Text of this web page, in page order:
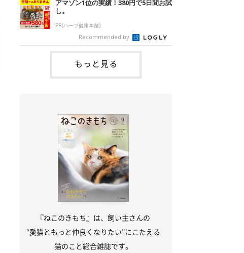
です。子猫時代のモモちゃん。
@Kingponzuその日は気温が35℃を
ちゃん（取材時1才／マンチカン）です。
こちらの動画は、ももちゃんが生後2カ月
を過ぎたころ、お迎え2日目に撮影された
もの。新しい環境にゆっくり慣れてもらう
ため、当時はケージの中で過ごしていまし
た。鳴いてアピールするももち
しました。ゴミ袋の中で見つかった、ミニ
モグラのような子猫よちよち歩きをしてい
たころの、生後2〜3週齢ごろのドンちゃ
ん。@doddou_1今回紹介するのは、
X（旧Twitter）ユーザー@doddou_1さん
の愛猫・ドンちゃん（取材時、推定6才／
本名：ドミトリー・ドンスコイ）。ドンち
ゃんは、保護猫でした。ドンちゃんが見つ
かったのは、飼い主さんの姉の勤め先の敷
アマゾン1位の実績！380円で5日間お試
し。
PR(ハーブ健康本舗)
Recommended by
もっと見る
『ねこのきもち』は、飼い主さんの
“愛猫ともっと仲良くなりたい”にこたえる
猫のこと総合雑誌です。